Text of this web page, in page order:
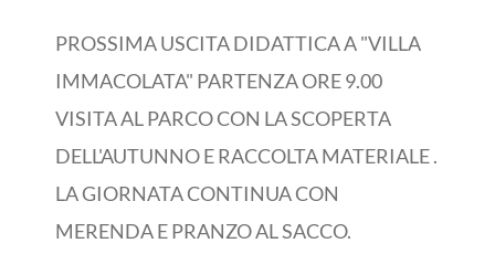
PROSSIMA USCITA DIDATTICA A "VILLA
IMMACOLATA" PARTENZA ORE 9.00
VISITA AL PARCO CON LA SCOPERTA
DELL'AUTUNNO E RACCOLTA MATERIALE .
LA GIORNATA CONTINUA CON
MERENDA E PRANZO AL SACCO.